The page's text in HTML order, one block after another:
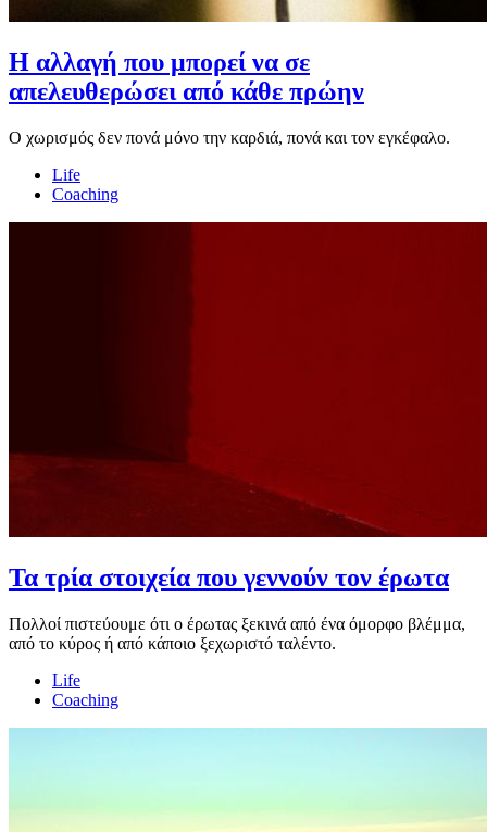
Η αλλαγή που μπορεί να σε
απελευθερώσει από κάθε πρώην
Ο χωρισμός δεν πονά μόνο την καρδιά, πονά και τον εγκέφαλο.
Life
Coaching
Τα τρία στοιχεία που γεννούν τον έρωτα
Πολλοί πιστεύουμε ότι ο έρωτας ξεκινά από ένα όμορφο βλέμμα,
από το κύρος ή από κάποιο ξεχωριστό ταλέντο.
Life
Coaching